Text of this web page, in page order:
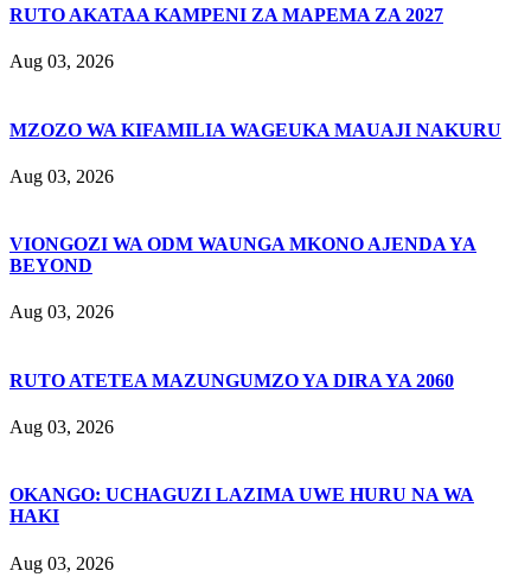
RUTO AKATAA KAMPENI ZA MAPEMA ZA 2027
Aug 03, 2026
MZOZO WA KIFAMILIA WAGEUKA MAUAJI NAKURU
Aug 03, 2026
VIONGOZI WA ODM WAUNGA MKONO AJENDA YA
BEYOND
Aug 03, 2026
RUTO ATETEA MAZUNGUMZO YA DIRA YA 2060
Aug 03, 2026
OKANGO: UCHAGUZI LAZIMA UWE HURU NA WA
HAKI
Aug 03, 2026